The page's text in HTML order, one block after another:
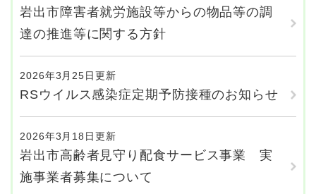
岩出市障害者就労施設等からの物品等の調
達の推進等に関する方針
2026年3月25日更新
RSウイルス感染症定期予防接種のお知らせ
2026年3月18日更新
岩出市高齢者見守り配食サービス事業 実
施事業者募集について